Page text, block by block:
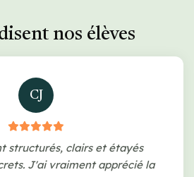
nos élèves
CJ
structurés, clairs et étayés
J'ai vraiment apprécié la